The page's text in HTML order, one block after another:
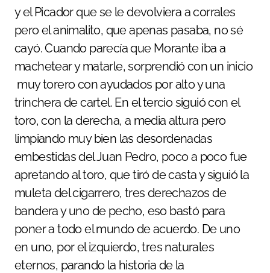
y el Picador que se le devolviera a corrales
pero el animalito, que apenas pasaba, no sé
cayó. Cuando parecía que Morante iba a
machetear y matarle, sorprendió con un inicio
muy torero con ayudados por alto y una
trinchera de cartel. En el tercio siguió con el
toro, con la derecha, a media altura pero
limpiando muy bien las desordenadas
embestidas del Juan Pedro, poco a poco fue
apretando al toro, que tiró de casta y siguió la
muleta del cigarrero, tres derechazos de
bandera y uno de pecho, eso bastó para
poner a todo el mundo de acuerdo. De uno
en uno, por el izquierdo, tres naturales
eternos, parando la historia de la